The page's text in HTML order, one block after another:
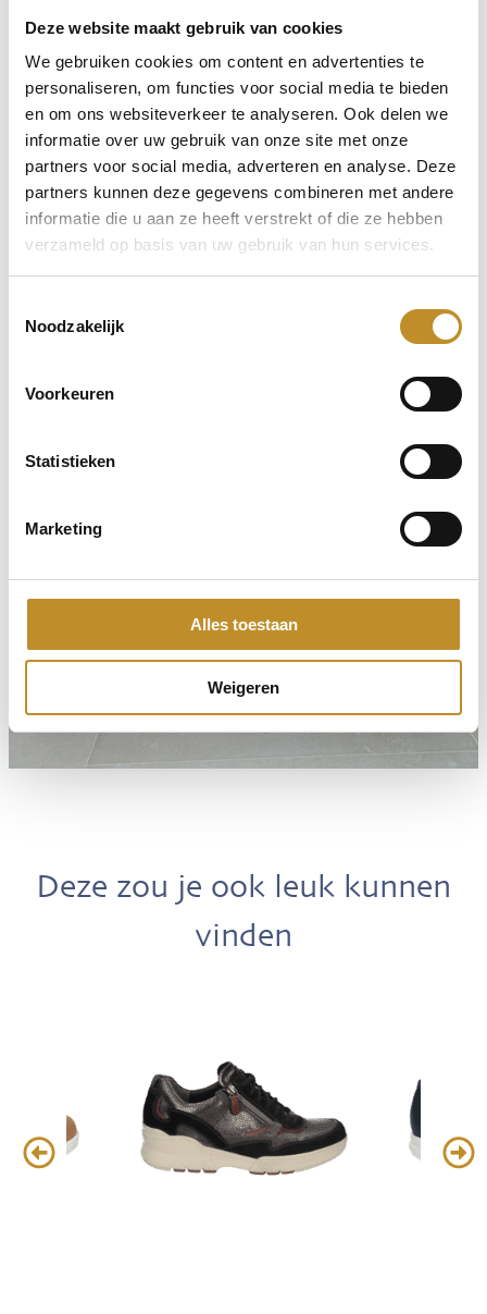
Deze website maakt gebruik van cookies
We gebruiken cookies om content en advertenties te
personaliseren, om functies voor social media te bieden
en om ons websiteverkeer te analyseren. Ook delen we
informatie over uw gebruik van onze site met onze
partners voor social media, adverteren en analyse. Deze
partners kunnen deze gegevens combineren met andere
informatie die u aan ze heeft verstrekt of die ze hebben
verzameld op basis van uw gebruik van hun services.
Noodzakelijk
Voorkeuren
Statistieken
Marketing
Alles toestaan
Weigeren
Deze zou je ook leuk kunnen
vinden